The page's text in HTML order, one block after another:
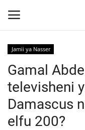
Nyumba
Jukwaa la Nasser
Jamii ya Nasser
Gamal
televisheni
Damascus
elfu 200?